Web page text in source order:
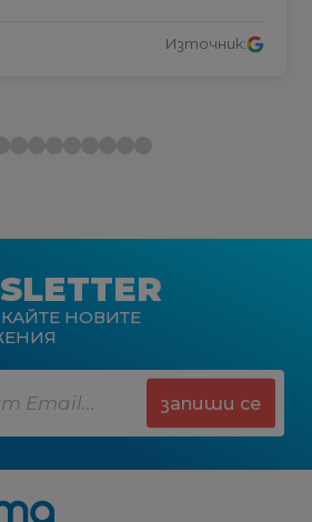
Източник:
НОВИТЕ
запиши се